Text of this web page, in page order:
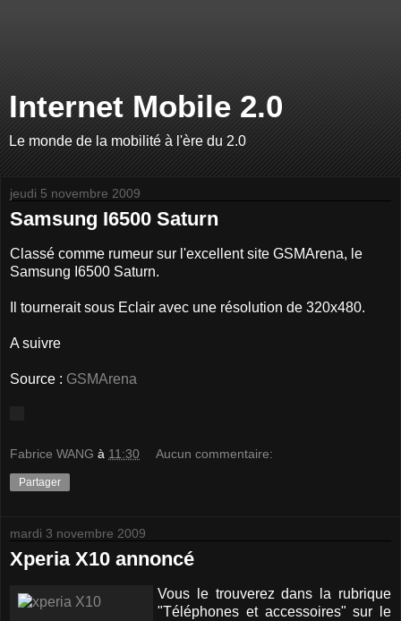
Internet Mobile 2.0
Le monde de la mobilité à l'ère du 2.0
jeudi 5 novembre 2009
Samsung I6500 Saturn
Classé comme rumeur sur l'excellent site GSMArena, le
Samsung I6500 Saturn.
Il tournerait sous Eclair avec une résolution de 320x480.
A suivre
Source : GSMArena
Fabrice WANG à 11:30 Aucun commentaire:
Partager
mardi 3 novembre 2009
Xperia X10 annoncé
Vous le trouverez dans la rubrique
"Téléphones et accessoires" sur le